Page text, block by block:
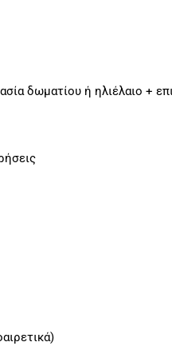
δωματίου ή ηλιέλαιο +